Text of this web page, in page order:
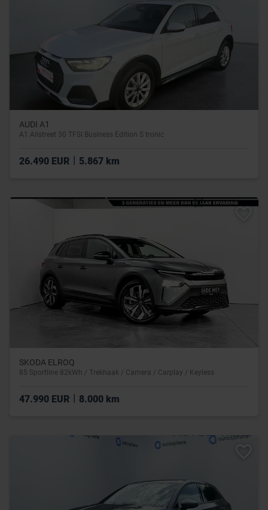
AUDI A1
A1 Allstreet 30 TFSI Business Edition S tronic
26.490 EUR 5.867 km
SKODA ELROQ
85 Sportline 82kWh / Trekhaak / Camera / Carplay / Keyless
47.990 EUR | 8.000 km